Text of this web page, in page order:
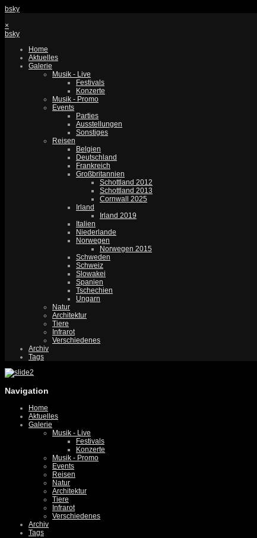
bsky
×
bsky
Home
Aktuelles
Galerie
Musik - Live
Festivals
Konzerte
Musik - Promo
Events
Parties
Ausstellungen
Sonstiges
Reisen
Belgien
Deutschland
Frankreich
Großbritannien
Schottland 2012
Schottland 2013
Cornwall 2025
Irland
Irland 2019
Italien
Niederlande
Norwegen
Norwegen 2015
Schweden
Schweiz
Slowakei
Spanien
Tschechien
Ungarn
Natur
Architektur
Tiere
Infrarot
Verschiedenes
Archiv
Tags
Navigation
Home
Aktuelles
Galerie
Musik - Live
Festivals
Konzerte
Musik - Promo
Events
Reisen
Natur
Architektur
Tiere
Infrarot
Verschiedenes
Archiv
Tags